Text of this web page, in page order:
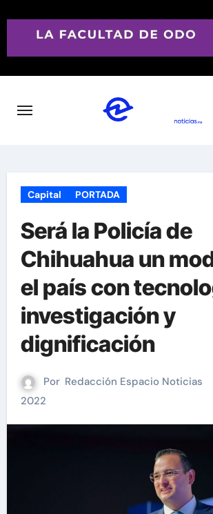
Capital PORTADA
Será la Policía de
Chihuahua un
el país con
investigación y
dignificación
Por Redacción Espacio Noticias
2022